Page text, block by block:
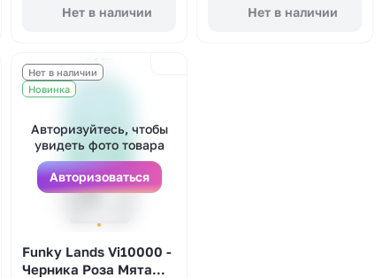
Нет в наличии Нет в наличии
Нет в наличии
Новинка
Авторизуйтесь, чтобы
увидеть фото товара
Авторизоваться
Funky Lands Vi10000 -
Черника Роза Мята